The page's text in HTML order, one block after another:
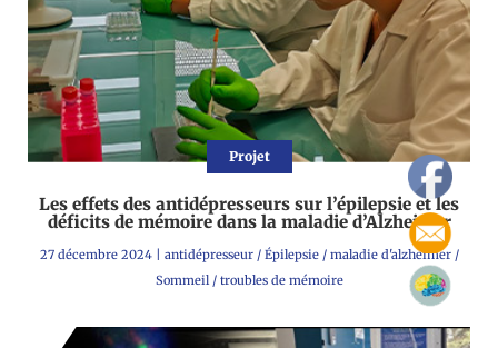
Projet
Les effets des antidépresseurs sur l’épilepsie et les
déficits de mémoire dans la maladie d’Alzheimer
27 décembre 2024| antidépresseur/ Épilepsie/ maladie d'alzheimer/
Sommeil/ troubles de mémoire